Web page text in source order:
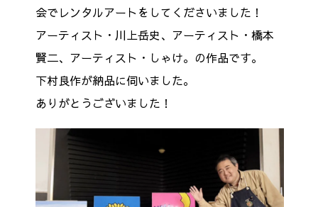
会でレンタルアートをしてくださいました！
アーティス ト・川上岳史、アーティスト・橋本
賢二、アーティスト・しゃけ。 の作品です。
下村良作が納品に伺いました。
ありがとうございました！